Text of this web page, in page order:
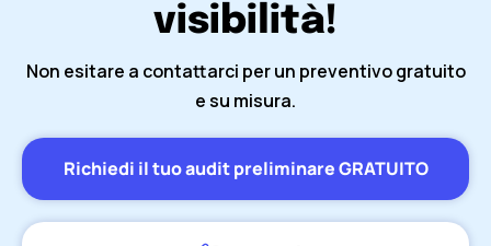
visibilità!
Non esitare a contattarci per un preventivo gratuito
e su misura.
Richiedi il tuo audit preliminare GRATUITO